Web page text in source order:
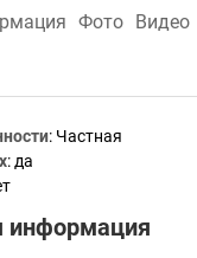
Фото Видео
: Частная
: да
информация